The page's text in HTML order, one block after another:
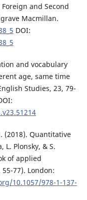
and Second
Macmillan.
DOI:
and vocabulary
age, same time
Studies, 23, 79-
(2018). Quantitative
L. Plonsky, & S.
of applied
77). London:
10.1057/978-1-137-